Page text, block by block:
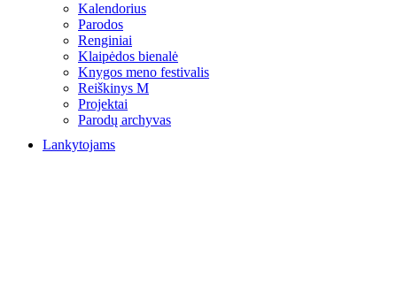
Kalendorius
Parodos
Renginiai
Klaipėdos bienalė
Knygos meno festivalis
Reiškinys M
Projektai
Parodų archyvas
Lankytojams